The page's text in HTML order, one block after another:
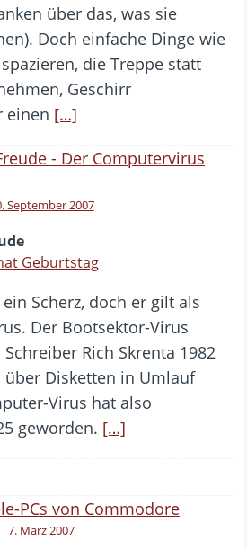
über das, was sie
Doch einfache Dinge wie
die Treppe statt
Geschirr
einen […]
September 2007
Geburtstag
Scherz, doch er gilt als
Der Bootsektor-Virus
Rich Skrenta 1982
Disketten in Umlauf
Virus hat also
geworden. […]
7. März 2007